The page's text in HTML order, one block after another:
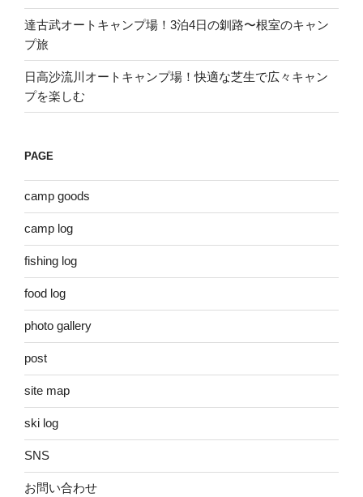
達古武オートキャンプ場！3泊4日の釧路〜根室のキャン
プ旅
日高沙流川オートキャンプ場！快適な芝生で広々キャン
プを楽しむ
PAGE
camp goods
camp log
fishing log
food log
photo gallery
post
site map
ski log
SNS
お問い合わせ